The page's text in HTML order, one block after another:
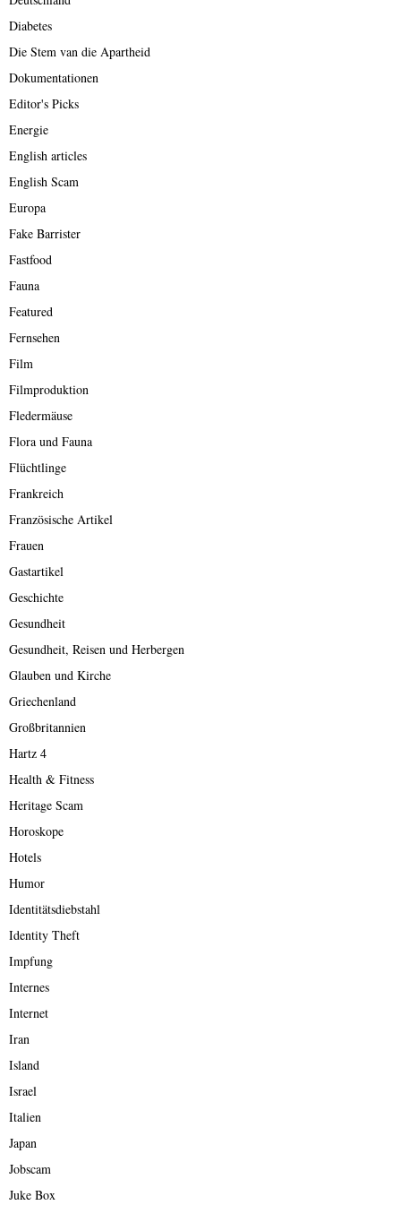
Diabetes
Die Stem van die Apartheid
Dokumentationen
Editor's Picks
Energie
English articles
English Scam
Europa
Fake Barrister
Fastfood
Fauna
Featured
Fernsehen
Film
Filmproduktion
Fledermäuse
Flora und Fauna
Flüchtlinge
Frankreich
Französische Artikel
Frauen
Gastartikel
Geschichte
Gesundheit
Gesundheit, Reisen und Herbergen
Glauben und Kirche
Griechenland
Großbritannien
Hartz 4
Health & Fitness
Heritage Scam
Horoskope
Hotels
Humor
Identitätsdiebstahl
Identity Theft
Impfung
Internes
Internet
Iran
Island
Israel
Italien
Japan
Jobscam
Juke Box